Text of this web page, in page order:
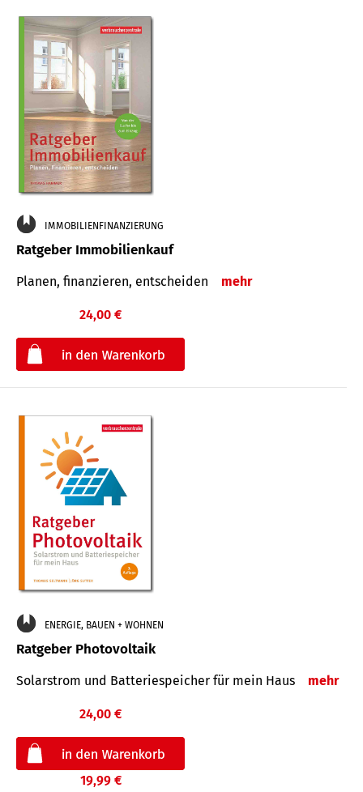
IMMOBILIENFINANZIERUNG
Ratgeber Immobilienkauf
Planen, finanzieren, entscheiden mehr
24,00 €
ENERGIE, BAUEN + WOHNEN
Ratgeber Photovoltaik
Solarstrom und Batteriespeicher für mein Haus mehr
24,00 €
19,99 €